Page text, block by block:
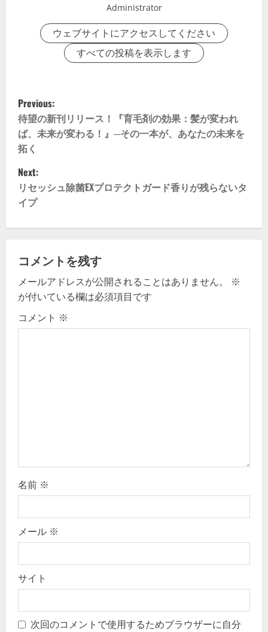
Administrator
ウェブサイトにアクセスしてください
すべての投稿を表示します
P
o
s
t
n
a
i
g
a
Previous:
待望の新刊リリース！『育毛剤の効果：髪が変われ
ば、未来が変わる！』─その一本が、あなたの未来を
拓く
Next:
リセッシュ除菌EXプロテクトガード香りが残らないタ
イプ
コメントを残す
メールアドレスが公開されることはありません。
※
が付いている欄は必須項目です
コメント ※
名前 ※
メール ※
サイト
次回のコメントで使用するためブラウザーに自分